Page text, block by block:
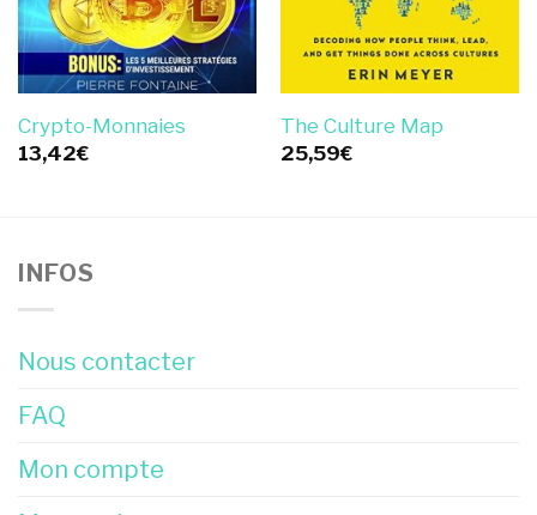
Crypto-Monnaies
13,42€
The Culture Map
25,59€
INFOS
Nous contacter
FAQ
Mon compte